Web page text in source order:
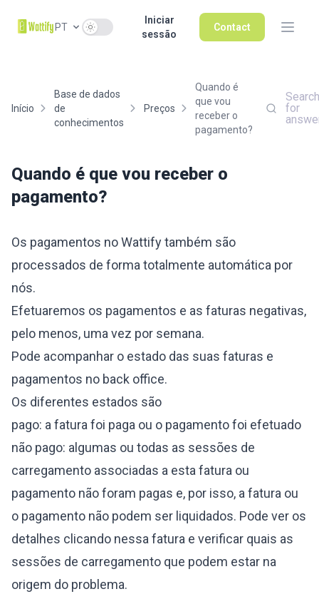
PT Use setting
Iniciar
sessão
Contact
Início
Base de dados
de
conhecimentos
Preços
Quando é
que vou
receber o
pagamento?
Search
for
Quando é que vou receber o
pagamento?
Os pagamentos no Wattify também são
processados de forma totalmente automática por
nós.
Efetuaremos os pagamentos e as faturas negativas,
pelo menos, uma vez por semana.
Pode acompanhar o estado das suas faturas e
pagamentos no back office.
Os diferentes estados são
pago: a fatura foi paga ou o pagamento foi efetuado
não pago: algumas ou todas as sessões de
carregamento associadas a esta fatura ou
pagamento não foram pagas e, por isso, a fatura ou
o pagamento não podem ser liquidados. Pode ver os
detalhes clicando nessa fatura e verificar quais as
sessões de carregamento que podem estar na
origem do problema.